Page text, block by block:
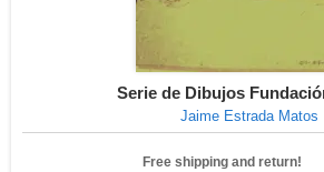
Serie de Dibujos
Jaime Estrada Matos
Free shipping and return!